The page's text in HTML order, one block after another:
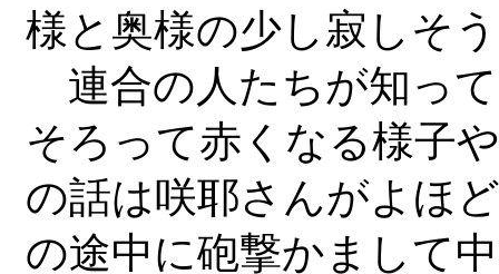
様と奥様の少し寂しそ
連合の人たちが知っ
そろって赤くなる様子
の話は咲耶さんがよほ
の途中に砲撃かまして